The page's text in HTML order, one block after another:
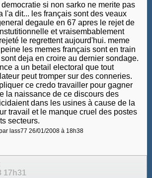
si non sarko ne merite pas
l'a dit... les français sont des veaux
degaule en 67 apres le rejet de
et vraisembablement
le regrettent aujourd'hui. meme
les memes français sont en train
deja en croire au dernier sondage.
a un betail electoral que tout
peut tromper sur des conneries.
ce credo travailler pour gagner
la naissance de ce discours des
dans les usines à cause de la
travail et le manque cruel des postes
secteurs.
lass77 26/01/2008 à 18h38
17h31